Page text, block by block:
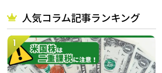
人気コラム記事ランキング